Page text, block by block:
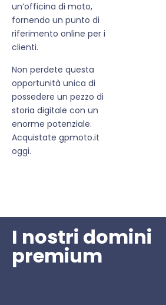
un’officina di moto,
fornendo un punto di
riferimento online per i
clienti.
Non perdete questa
opportunità unica di
possedere un pezzo di
storia digitale con un
enorme potenziale.
Acquistate gpmoto.it
oggi.
I nostri domini
premium